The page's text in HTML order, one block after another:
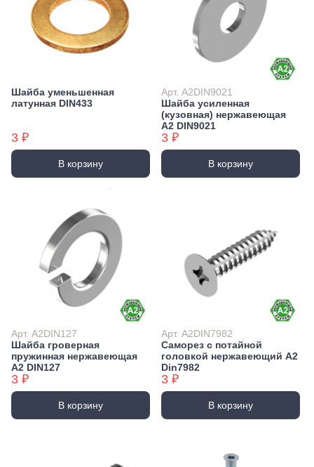
Шайба уменьшенная
латунная DIN433
3 ₽
В корзину
Арт. А2DIN9021
Шайба усиленная
(кузовная) нержавеющая
А2 DIN9021
3 ₽
В корзину
Арт. А2DIN127
Шайба гроверная
пружинная нержавеющая
А2 DIN127
3 ₽
В корзину
Арт. А2DIN7982
Саморез с потайной
головкой нержавеющий А2
Din7982
3 ₽
В корзину